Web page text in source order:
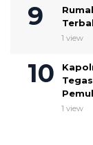
1 view
1 view